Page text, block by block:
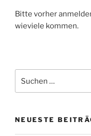
Bitte vorher
wieviele kommen.
nach:
NEUESTE